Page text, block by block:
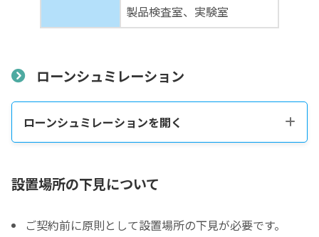
製品検査室、実験室
ローンシュミレーション
ローンシュミレーションを開く
税込価格合計*
設置場所の下見について
ご契約前に原則として設置場所の下見が必要です。